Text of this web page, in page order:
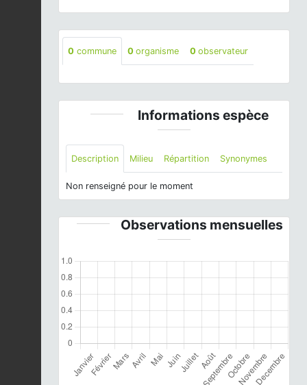
0 commune 0 organisme 0 observateur
Informations espèce
Description Milieu Répartition Synonymes
Non renseigné pour le moment
Observations mensuelles